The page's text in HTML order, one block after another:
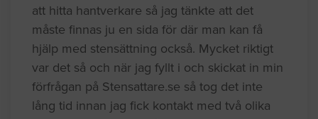
att hitta hantverkare så jag tänkte att det
måste finnas ju en sida för där man kan få
hjälp med stensättning också. Mycket riktigt
var det så och när jag fyllt i och skickat in min
förfrågan på Stensattare.se så tog det inte
lång tid innan jag fick kontakt med två olika